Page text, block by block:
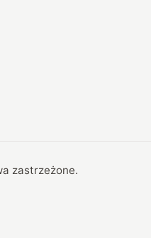
zastrzeżone.